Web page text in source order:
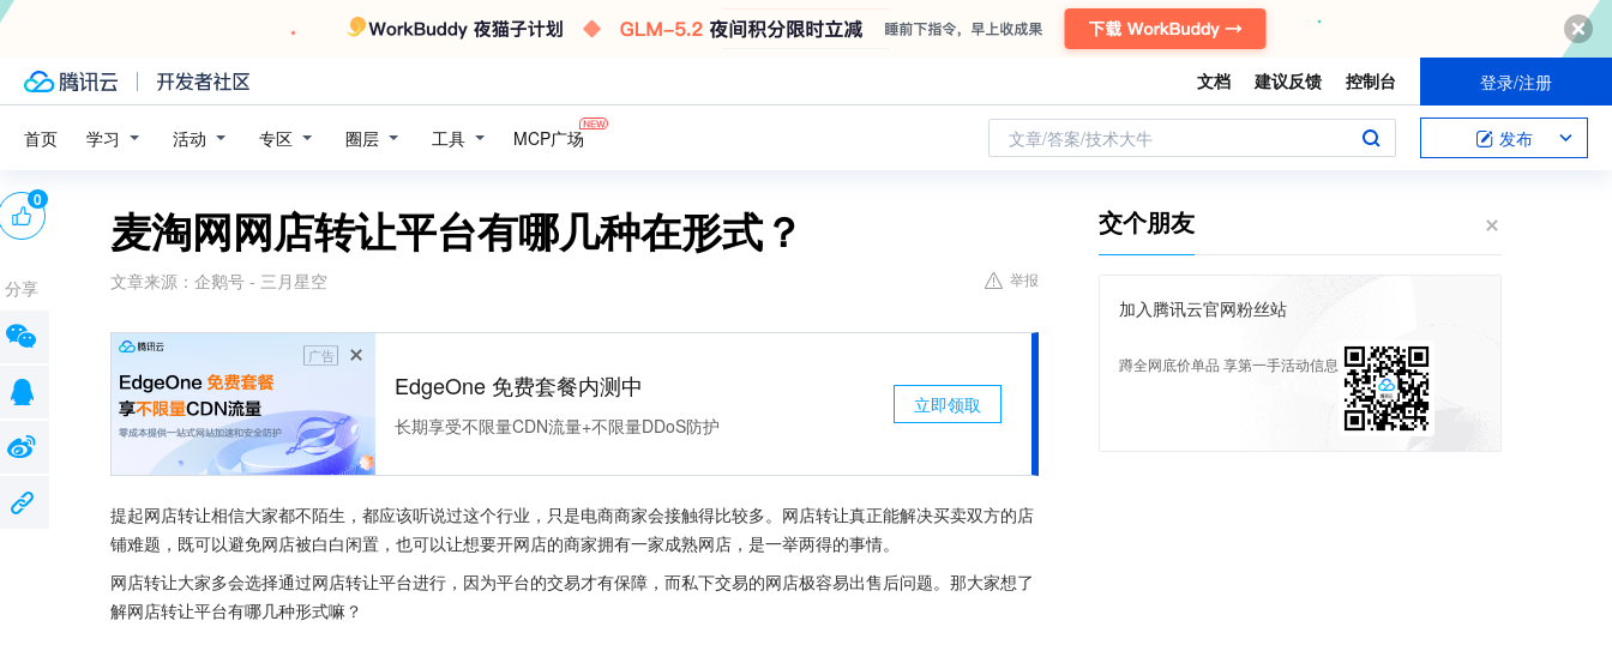
文档 建议反馈 控制台 登录/注册
首页 学习 活动 专区 圈层 工具 MCP广场 文章/答案/技术大牛 发布
麦淘网网店转让平台有哪几种在形式？
文章来源： 企鹅号 - 三月星空 举报
广告
EdgeOne 免费套餐内测中
长期享受不限量CDN流量+不限量DDoS防护
立即领取
提起网店转让相信大家都不陌生，都应该听说过这个行业，只是电商商家会接触得比较多。网店转让真正能解决买卖双方的店
铺难题，既可以避免网店被白白闲置，也可以让想要开网店的商家拥有一家成熟网店，是一举两得的事情。
网店转让大家多会选择通过网店转让平台进行，因为平台的交易才有保障，而私下交易的网店极容易出售后问题。那大家想了
解网店转让平台有哪几种形式嘛？
0
分享
交个朋友
加入腾讯云官网粉丝站
蹲全网底价单品 享第一手活动信息